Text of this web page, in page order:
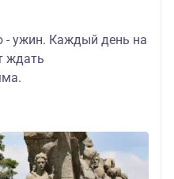
- ужин. Каждый день на
ждать